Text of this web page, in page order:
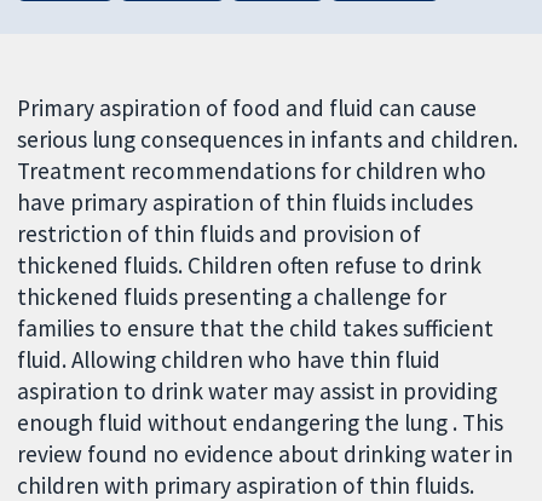
Primary aspiration of food and fluid can cause
serious lung consequences in infants and children.
Treatment recommendations for children who
have primary aspiration of thin fluids includes
restriction of thin fluids and provision of
thickened fluids. Children often refuse to drink
thickened fluids presenting a challenge for
families to ensure that the child takes sufficient
fluid. Allowing children who have thin fluid
aspiration to drink water may assist in providing
enough fluid without endangering the lung . This
review found no evidence about drinking water in
children with primary aspiration of thin fluids.